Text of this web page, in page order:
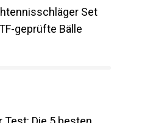
Set
geprüfte Bälle